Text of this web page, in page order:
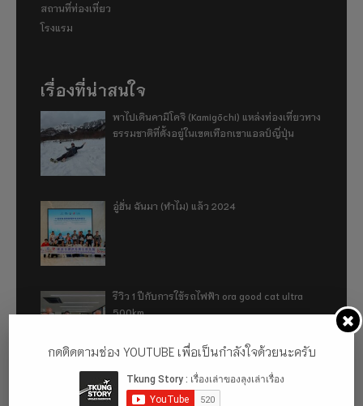
สถานที่ท่องเที่ยว
โรงแรม
เรื่องที่น่าสนใจ
พาไปเดินคามิโคจิ (Kamigōchi) แหล่งท่องเที่ยวทาง
ธรรมชาติที่ตั้งอยู่ในเขตเทือกเขาแอลป์ญี่ปุ่น
อู่ฮั่น ฉันมา (ทำไม) แล้ว 2024
รีวิว 1 ปีกับการใช้รถไฟฟ้า ora good cat ultra
500km
เที่ยวฮ่องกง จะหลงได้ยังไง EP2
กดติดตามช่อง YOUTUBE เพื่อเป็นกำลังใจด้วยนะครับ